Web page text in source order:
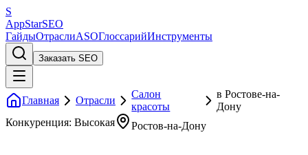
S
AppStarSEO
ГайдыОтраслиASOГлоссарийИнструменты
Заказать SEO
Главная Отрасли
Салон
красоты
в Ростове-на-
Дону
Конкуренция: Высокая
Ростов-на-Дону